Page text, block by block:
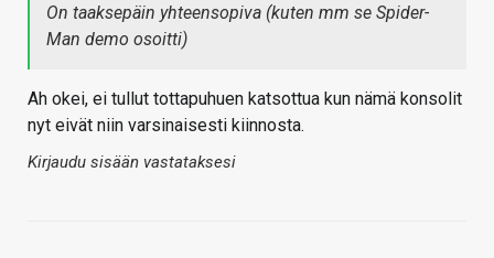
On taaksepäin yhteensopiva (kuten mm se Spider-
Man demo osoitti)
Ah okei, ei tullut tottapuhuen katsottua kun nämä konsolit
nyt eivät niin varsinaisesti kiinnosta.
Kirjaudu sisään vastataksesi